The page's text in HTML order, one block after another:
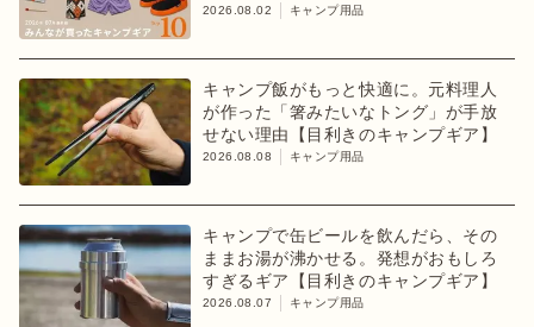
2026.08.02 キャンプ用品
キャンプ飯がもっと快適に。元料理人
が作った「箸みたいなトング」が手放
せない理由【目利きのキャンプギア】
2026.08.08 キャンプ用品
キャンプで缶ビールを飲んだら、その
ままお湯が沸かせる。発想がおもしろ
すぎるギア【目利きのキャンプギア】
2026.08.07 キャンプ用品